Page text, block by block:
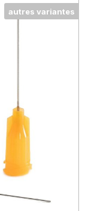
autres variantes